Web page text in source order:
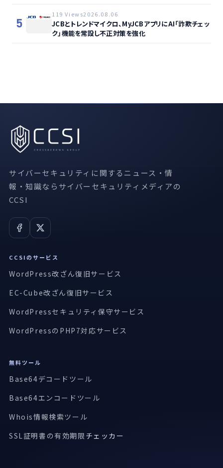
5
119 Views2026.08.06
JCBとトレンドマイクロ、MyJCBアプリにAI「詐欺チェッ
ク」機能を常設し不正対策を強化
サイバーセキュリティに関するニュース・情
報・知識ならサイバーセキュリティメディアの
CCSI
CCSIのサービス
WordPress改ざん復旧サービス
EC-Cube改ざん復旧サービス
WordPressセキュリティ保守サービス
WordPressのPHP7対応サービス
無料ツール
Base64デコードツール
Base64エンコードツール
Whois情報検索ツール
SSL証明書の有効期限 チェッカー